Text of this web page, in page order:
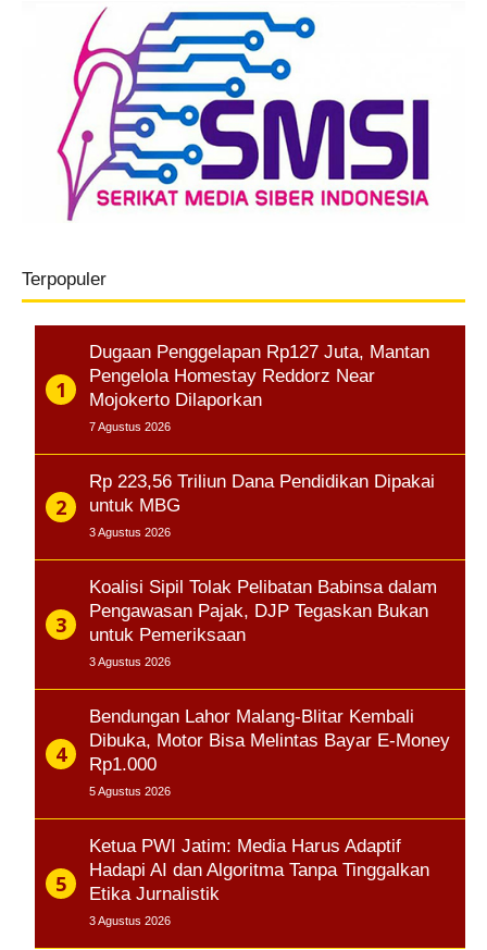
Terpopuler
Dugaan Penggelapan Rp127 Juta, Mantan
Pengelola Homestay Reddorz Near
Mojokerto Dilaporkan
7 Agustus 2026
Rp 223,56 Triliun Dana Pendidikan Dipakai
untuk MBG
3 Agustus 2026
Koalisi Sipil Tolak Pelibatan Babinsa dalam
Pengawasan Pajak, DJP Tegaskan Bukan
untuk Pemeriksaan
3 Agustus 2026
Bendungan Lahor Malang-Blitar Kembali
Dibuka, Motor Bisa Melintas Bayar E-Money
Rp1.000
5 Agustus 2026
Ketua PWI Jatim: Media Harus Adaptif
Hadapi AI dan Algoritma Tanpa Tinggalkan
Etika Jurnalistik
3 Agustus 2026